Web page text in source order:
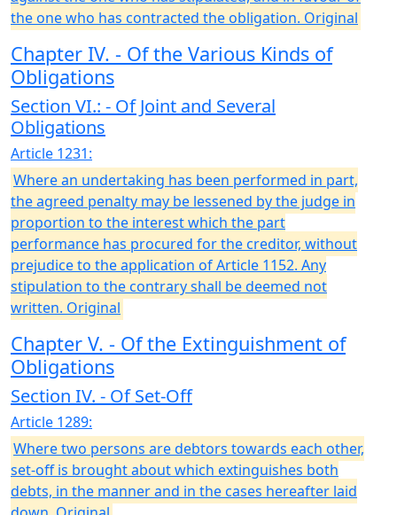
the one who has contracted the obligation. Original
Chapter IV. - Of the Various Kinds of
Obligations
Section VI.: - Of Joint and Several
Obligations
Article 1231:
Where an undertaking has been performed in part,
the agreed penalty may be lessened by the judge in
proportion to the interest which the part
performance has procured for the creditor, without
prejudice to the application of Article 1152. Any
stipulation to the contrary shall be deemed not
written. Original
Chapter V. - Of the Extinguishment of
Obligations
Section IV. - Of Set-Off
Article 1289:
Where two persons are debtors towards each other,
set-off is brought about which extinguishes both
debts, in the manner and in the cases hereafter laid